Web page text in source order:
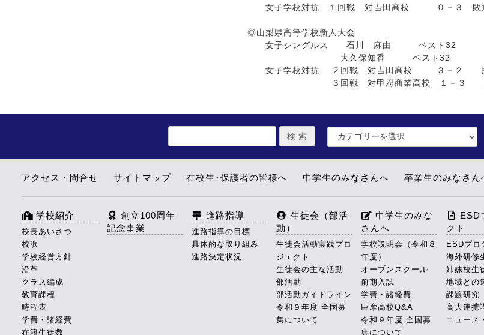
女子学校対抗 １回戦 対吉田高校 ０－３ 敗
◎山梨県高等学校新人大会
女子シングルス 石川 麻由 ベスト32
大久保知香 ベスト32
女子学校対抗 ２回戦 対吉田高校 ３－２
３回戦 対甲府商業高校 １－３ 敗退
アクセス・問合せ サイトマップ 在校生･保護者の皆様へ 中学生のみなさんへ 卒業生のみなさん
学校紹介
校長あいさつ
校歌
学校経営方針
沿革
クラス編成
教育課程
時程表
学費・諸経費
在籍生徒数
創立100周年
記念事業
進路指導
進路指導の目標
具体的な取り組み
進路決定状況
生徒会（部活
動）
生徒会活動実践プロ
ジェクト
生徒会の主な活動
部活動
部活動ガイドライン
令和９年度 全国募
集について
中学生のみな
さんへ
学校説明会（令和８
年度）
オープンスクール
前期入試
学費・諸経費
巨摩高校Q&A
令和９年度 全国募
集について
ESD
クト
ESDプロ
海外研修
姉妹校生
地域との
課題研究
高大連携
ニュース